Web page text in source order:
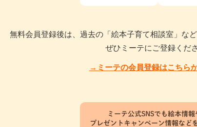
無料会員登録後は、過去の「絵本子育て相談室」な
ぜひミーテにご登録くだ
→ミーテの会員登録はこちら
ミーテ公式SNSでも絵本情報
プレゼントキャンペーン情報など